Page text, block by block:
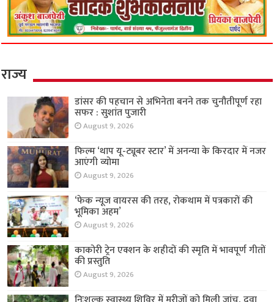
राज्य
डांसर की पहचान से अभिनेता बनने तक चुनौतीपूर्ण रहा
सफर : सुशांत पुजारी
August 9, 2026
फिल्म ‘थाप यू-ट्यूबर स्टार’ में अनन्या के किरदार में नजर
आएंगी व्योमा
August 9, 2026
‘फेक न्यूज वायरस की तरह, रोकथाम में पत्रकारों की
भूमिका अहम’
August 9, 2026
काकोरी ट्रेन एक्शन के शहीदों की स्मृति में भावपूर्ण गीतों
की प्रस्तुति
August 9, 2026